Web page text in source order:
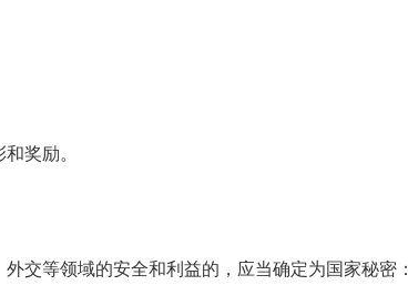
奖励。
交等领域的安全和利益的，应当确定为国家秘密：